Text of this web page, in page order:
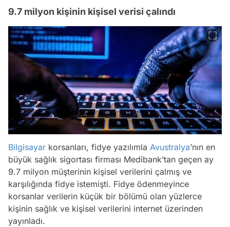
9.7 milyon kişinin kişisel verisi çalındı
Bilgisayar korsanları, fidye yazılımla Avustralya’nın en
büyük sağlık sigortası firması Medibank’tan geçen ay
9.7 milyon müşterinin kişisel verilerini çalmış ve
karşılığında fidye istemişti. Fidye ödenmeyince
korsanlar verilerin küçük bir bölümü olan yüzlerce
kişinin sağlık ve kişisel verilerini internet üzerinden
yayınladı.